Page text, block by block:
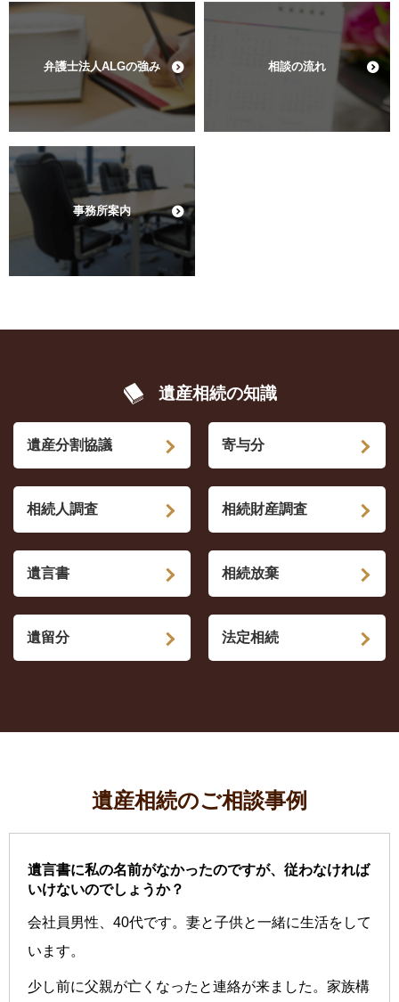
弁護士法人ALGの強み 相談の流れ
事務所案内
遺産相続の知識
遺産分割協議 寄与分
相続人調査 相続財産調査
遺言書 相続放棄
遺留分 法定相続
遺産相続のご相談事例
遺言書に私の名前がなかったのですが、従わなければ
いけないのでしょうか？
会社員男性、40代です。妻と子供と一緒に生活をして
います。
少し前に父親が亡くなったと連絡が来ました。家族構